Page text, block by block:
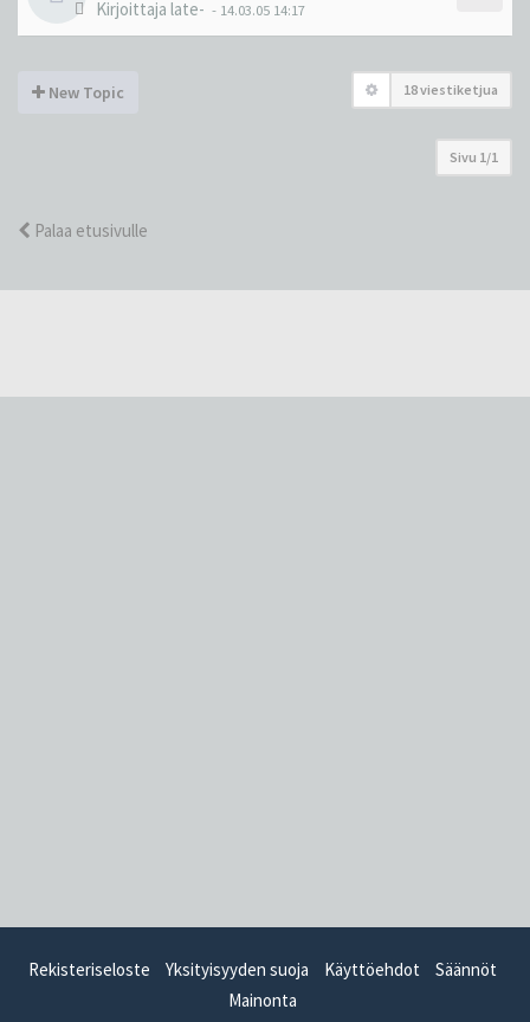
Kirjoittaja late- - 14.03.05 14:17
New Topic 18 viestiketjua
Sivu 1/1
Palaa etusivulle
Rekisteriseloste Yksityisyyden suoja Käyttöehdot
Säännöt
Mainonta